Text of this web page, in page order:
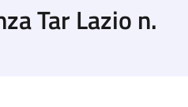
Tar Lazio n.